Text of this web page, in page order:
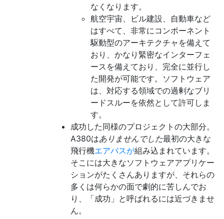
なくなります。
航空宇宙、ビル建設、自動車など
はすべて、非常にコンポーネント
駆動型のアーキテクチャを備えて
おり、かなり緊密なインターフェ
ースを備えており、完全に並行し
た開発が可能です。ソフトウェア
は、対応する領域での過剰なブリ
ードスルーを依然として許可しま
す。
成功した同様のプロジェクトの大部分。
A380はありませんでした最初の大きな
飛行機エアバスが組み込まれています。
そこには大きなソフトウェアアプリケー
ションがたくさんありますが、それらの
多くは何らかの面で劇的に苦しんでお
り、「成功」と呼ばれるには近づきませ
ん。